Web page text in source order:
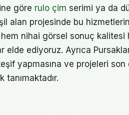
göre rulo çim serimi ya da
alan projesinde bu
nihai görsel sonuç kalitesi
ediyoruz. Ayrıca
yapmasına ve projeleri
tanımaktadır.